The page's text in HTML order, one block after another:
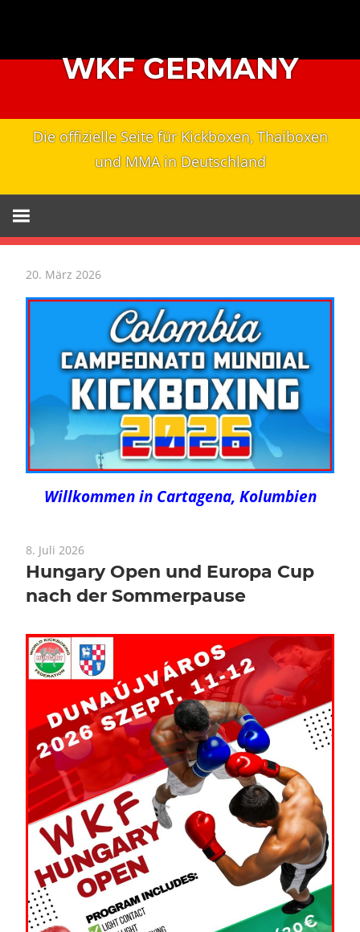
springen WKF GERMANY
Die offizielle Seite für Kickboxen, Thaiboxen
und MMA in Deutschland
20. März 2026
Willkommen in Cartagena, Kolumbien
8. Juli 2026
Hungary Open und Europa Cup
nach der Sommerpause